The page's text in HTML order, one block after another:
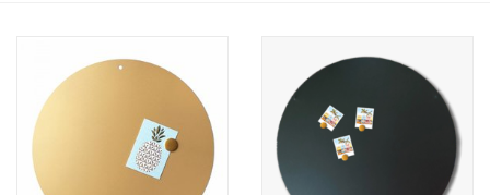
BIG SALE , GRAB YOUR
CHANCE
LIMITED EXCLUSIVES